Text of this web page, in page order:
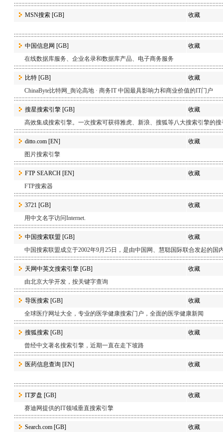
MSN搜索 [GB] 收藏
中国信息网 [GB]
收藏
在线数据库服务、企业名录和数据库产品、电子商务服务
比特 [GB]
收藏
ChinaByte比特网_舆论高地 · 商务IT 中国最具影响力和商业价值的IT门户
搜星搜索引擎 [GB]
收藏
高效集成搜索引擎。一次搜索可获得雅虎、新浪、搜狐等八大搜索引擎的
ditto.com [EN]
收藏
图片搜索引擎
FTP SEARCH [EN]
收藏
FTP搜索器
3721 [GB]
收藏
用中文名字访问Internet.
中国搜索联盟 [GB]
收藏
中国搜索联盟成立于2002年9月25日，是由中国网、慧聪国际联合发起的国
天网中英文搜索引擎 [GB]
收藏
由北京大学开发，按关键字查询
导医搜索 [GB]
收藏
全球医疗网址大全，专业的医学健康搜索门户，全面的医学健康新闻
搜狐搜索 [GB]
收藏
曾经中文著名搜索引擎，近期一直在走下坡路
医药信息查询 [EN] 收藏
IT罗盘 [GB]
收藏
赛迪网提供的IT领域垂直搜索引擎
Search.com [GB] 收藏